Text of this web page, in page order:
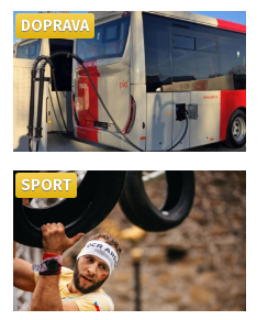
DOPRAVA
SPORT